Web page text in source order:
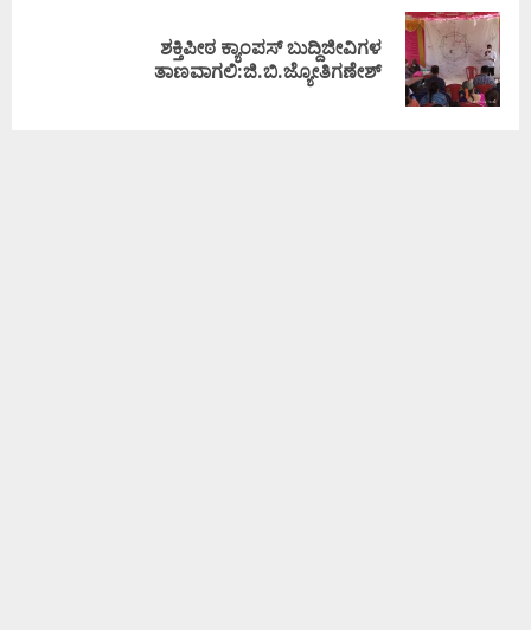
ಶಕ್ತಿಪೀಠ ಕ್ಯಾಂಪಸ್ ಬುದ್ದಿಜೀವಿಗಳ
ತಾಣವಾಗಲಿ:ಜಿ.ಬಿ.ಜ್ಯೋತಿಗಣೇಶ್